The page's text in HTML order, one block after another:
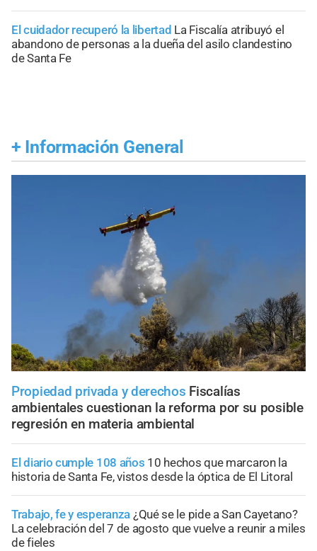
El cuidador recuperó la libertad La Fiscalía atribuyó el
abandono de personas a la dueña del asilo clandestino
de Santa Fe
+ Información General
Propiedad privada y derechos Fiscalías
ambientales cuestionan la reforma por su posible
regresión en materia ambiental
El diario cumple 108 años 10 hechos que marcaron la
historia de Santa Fe, vistos desde la óptica de El Litoral
Trabajo, fe y esperanza ¿Qué se le pide a San Cayetano?
La celebración del 7 de agosto que vuelve a reunir a miles
de fieles